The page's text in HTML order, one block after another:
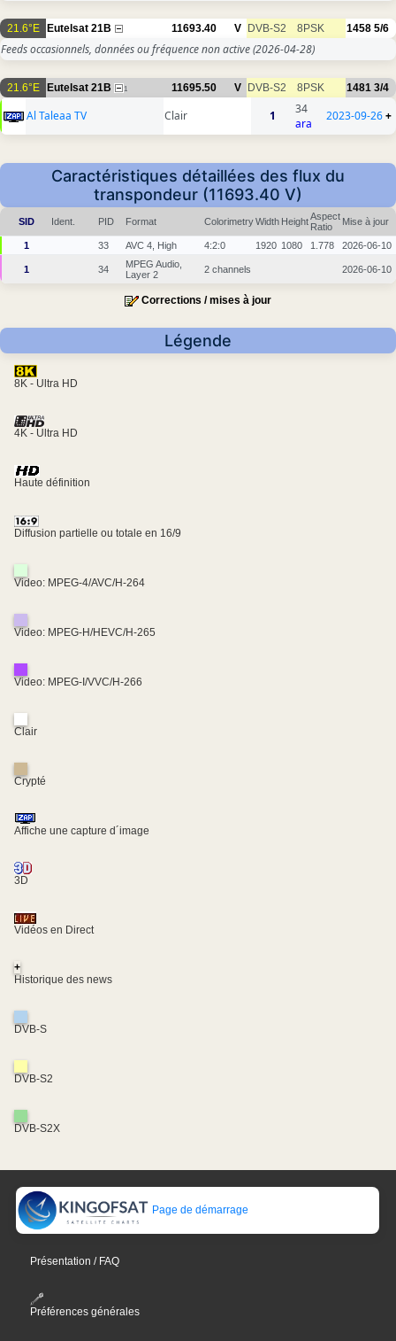
21.6°E Eutelsat 21B 11693.40 V DVB-S2 8PSK 1458 5/6
Feeds occasionnels, données ou fréquence non active(2026-04-28)
21.6°E Eutelsat 21B 1 11695.50 V DVB-S2 8PSK 1481 3/4
Al Taleaa TV Clair 1
34
ara
2023-09-26+
Caractéristiques détaillées des flux du
transpondeur (11693.40 V)
SID Ident. PID Format ColorimetryWidth HeightAspect
Ratio
Mise à jour
1 33 AVC 4, High 4:2:0 1920 1080 1.778 2026-06-10
1 34
MPEG Audio,
Layer 2
2 channels 2026-06-10
Corrections / mises à jour
Légende
8K - Ultra HD
4K - Ultra HD
Haute définition
Diffusion partielle ou totale en 16/9
Video: MPEG-4/AVC/H-264
Video: MPEG-H/HEVC/H-265
Video: MPEG-I/VVC/H-266
Clair
Crypté
Affiche une capture d´image
3D
Vidéos en Direct
+
Historique des news
DVB-S
DVB-S2
DVB-S2X
Page de démarrage
Présentation / FAQ
Préférences générales